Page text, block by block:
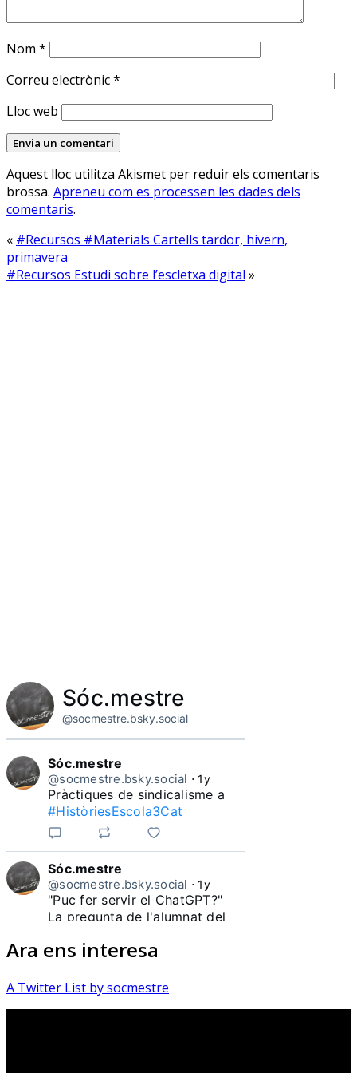
Nom *
Correu electrònic*
Lloc web
Aquest lloc utilitza Akismet per reduir els comentaris
brossa. Apreneu com es processen les dades dels
comentaris.
« #Recursos #Materials Cartells tardor, hivern,
primavera
#Recursos Estudi sobre l’escletxa digital »
Sóc.mestre
@socmestre.bsky.social
Sóc.mestre
@socmestre.bsky.social ⋅1y
#HistòriesEscola3Cat
Sóc.mestre
@socmestre.bsky.social ⋅1y
"Puc fer servir el ChatGPT?"
La pregunta de l'alumnat del
#HistòriesEscola3Cat
Sóc.mestre
Ara ens interesa
A Twitter List by socmestre